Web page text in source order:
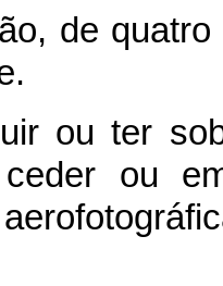
de
ou ter
ou